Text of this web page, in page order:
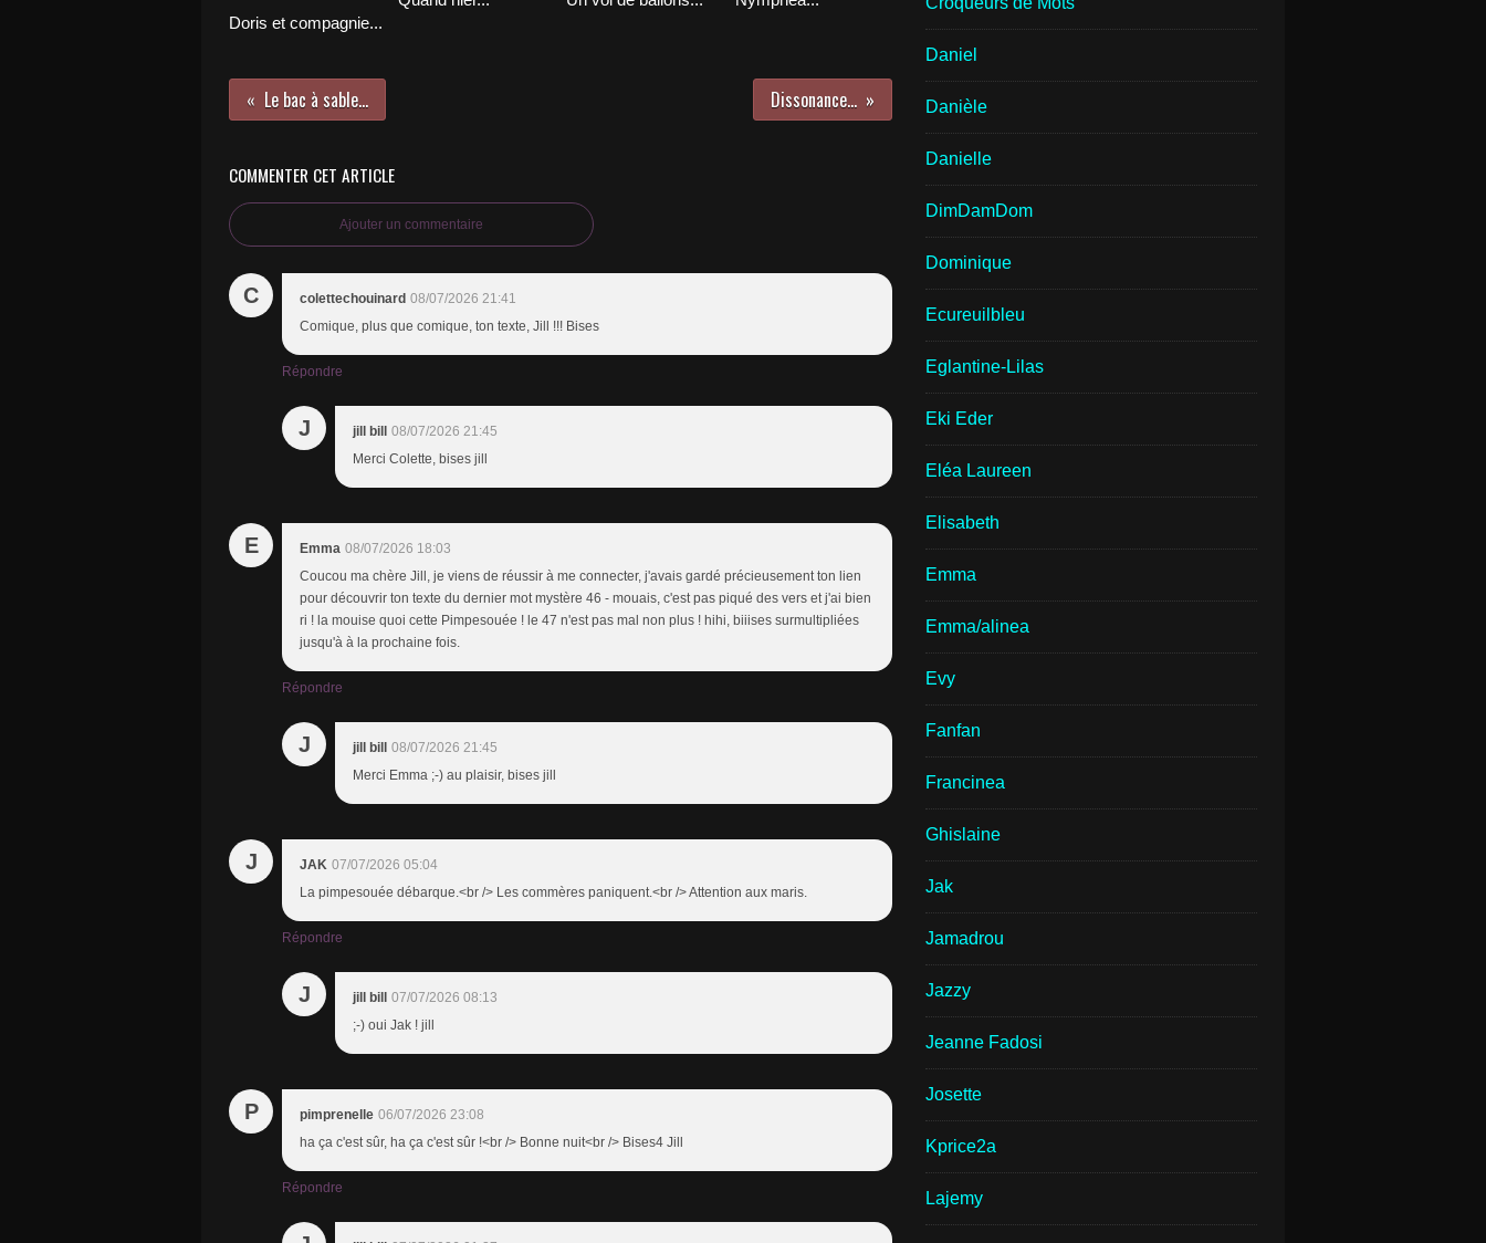
Doris et compagnie...
Le bac à sable... Dissonance...
COMMENTER CET ARTICLE
Ajouter un commentaire
C colettechouinard 08/07/2026 21:41
Comique, plus que comique, ton texte, Jill !!! Bises
Répondre
J jill bill
08/07/2026 21:45
Merci Colette, bises jill
E Emma 08/07/2026 18:03
Coucou ma chère Jill, je viens de réussir à me connecter, j'avais gardé précieusement ton lien
pour découvrir ton texte du dernier mot mystère 46 - mouais, c'est pas piqué des vers et j'ai bien
ri ! la mouise quoi cette Pimpesouée ! le 47 n'est pas mal non plus ! hihi, biiises surmultipliées
jusqu'à à la prochaine fois.
Répondre
J jill bill
08/07/2026 21:45
Merci Emma ;-) au plaisir, bises jill
J JAK 07/07/2026 05:04
La pimpesouée débarque.<br /> Les commères paniquent.<br /> Attention aux maris.
Répondre
J jill bill
07/07/2026 08:13
;-) oui Jak ! jill
P pimprenelle 06/07/2026 23:08
ha ça c'est sûr, ha ça c'est sûr !<br /> Bonne nuit<br /> Bises4 Jill
Répondre
Daniel
Danièle
Danielle
DimDamDom
Dominique
Ecureuilbleu
Eglantine-Lilas
Eki Eder
Eléa Laureen
Elisabeth
Emma
Emma/alinea
Evy
Fanfan
Francinea
Ghislaine
Jak
Jamadrou
Jazzy
Jeanne Fadosi
Josette
Kprice2a
Lajemy